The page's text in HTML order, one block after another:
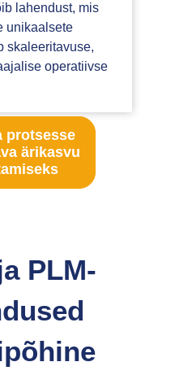
lahendust, mis
unikaalsete
skaleeritavuse,
operatiivse
protsesse
ärikasvu
PLM-